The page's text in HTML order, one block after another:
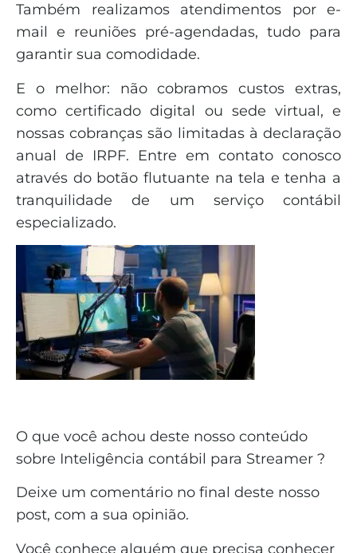
Também realizamos atendimentos por e-
mail e reuniões pré-agendadas, tudo para
garantir sua comodidade.
E o melhor: não cobramos custos extras,
como certificado digital ou sede virtual, e
nossas cobranças são limitadas à declaração
anual de IRPF. Entre em contato conosco
através do botão flutuante na tela e tenha a
tranquilidade de um serviço contábil
especializado.
O que você achou deste nosso conteúdo
sobre Inteligência contábil para Streamer ?
Deixe um comentário no final deste nosso
post, com a sua opinião.
Você conhece alguém que precisa conhecer